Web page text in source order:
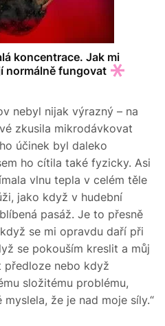
koncentrace. Jak mi
normálně fungovat
nebyl nijak výrazný – na
zkusila mikrodávkovat
účinek byl daleko
ho cítila také fyzicky. Asi
vlnu tepla v celém těle
jako když v hudební
pasáž. Je to přesně
se mi opravdu daří při
se pokouším kreslit a můj
nebo když
složitému problému,
že je nad moje síly.“